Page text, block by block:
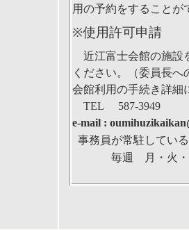
用の予約をすることが
※使用許可申請
近江富士会館の施設
ください。（委員長
会館利用の手続き詳細
TEL
587-3949
e-mail :
事務員が常駐してい
毎週 月・火